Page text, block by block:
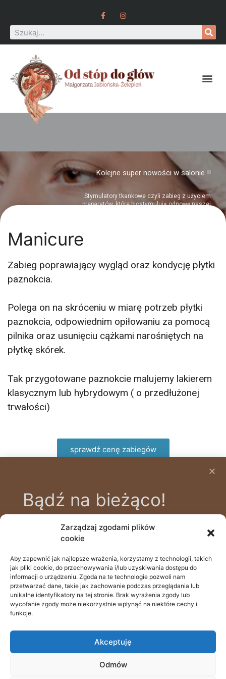
Zarządzaj zgodami plików
cookie
Aby zapewnić jak najlepsze wrażenia, korzystamy z technologii, takich
jak pliki cookie, do przechowywania i/lub uzyskiwania dostępu do
informacji o urządzeniu. Zgoda na te technologie pozwoli nam
przetwarzać dane, takie jak zachowanie podczas przeglądania lub
unikalne identyfikatory na tej stronie. Brak wyrażenia zgody lub
wycofanie zgody może niekorzystnie wpłynąć na niektóre cechy i
funkcje.
Akceptuję
Odmów
Kolejne super nowości w salonie !!
Stymulatory tkankowe czyli zabieg z użyciem
preparatów, które biostymulują odnowę naszej
umów się na zabieg
Manicure
Zabieg poprawiający wygląd oraz kondycję płytki
paznokcia.
Polega on na skróceniu w miarę potrzeb płytki
paznokcia, odpowiednim opiłowaniu za pomocą
pilnika oraz usunięciu cążkami narośniętych na
płytkę skórek.
Tak przygotowane paznokcie malujemy lakierem
klasycznym lub hybrydowym ( o przedłużonej
trwałości)
sprawdź cenę zabiegów
505 111 690
Batalionów Chłopskich 39a, 70-764 Szczecin
recepcja@odstopdoglow.com
Bądź na bieżąco!
Zapisz się na bezpłatny newsletter, aby
być na bieżąco z nowinkami i poradami
zdrowotnymi, prowadzonymi przez
naszych specjalistów.